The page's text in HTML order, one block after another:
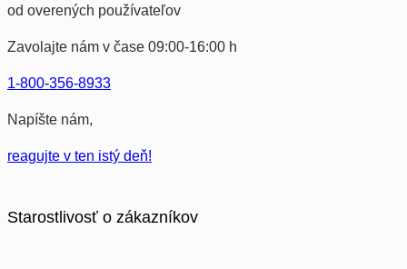
stránke
od overených používateľov
Zavolajte nám v čase 09:00-16:00 h
1-800-356-8933
Napíšte nám,
reagujte v ten istý deň!
Starostlivosť o zákazníkov